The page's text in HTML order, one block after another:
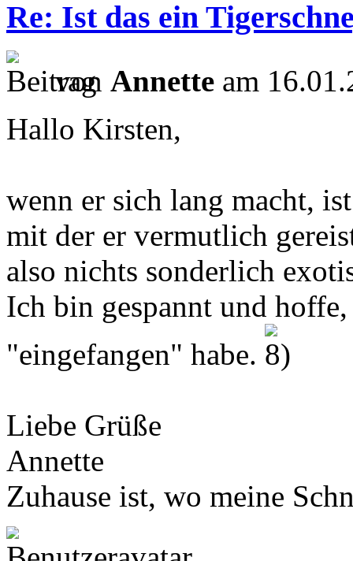
Re: Ist das ein
von Annette am
Hallo Kirsten,
wenn er sich lang macht,
mit der er vermutlich
also nichts sonderlich
Ich bin gespannt und
"eingefangen" habe.
Liebe Grüße
Annette
Zuhause ist, wo meine